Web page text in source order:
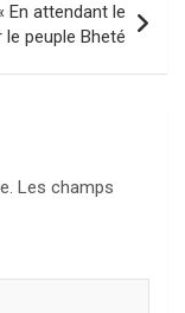
En attendant le
peuple Bheté
Les champs